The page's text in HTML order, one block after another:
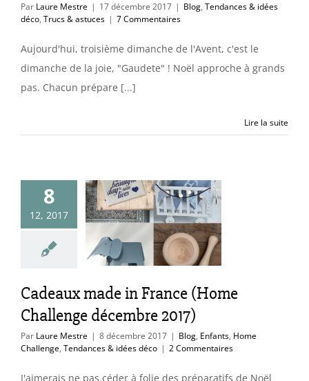
Par Laure Mestre | 17 décembre 2017 | Blog, Tendances & idées
déco, Trucs & astuces | 7 Commentaires
Aujourd'hui, troisième dimanche de l'Avent, c'est le
dimanche de la joie, "Gaudete" ! Noël approche à grands
pas. Chacun prépare [...]
Lire la suite
8
12, 2017
made in
(Home
2017)
déco
Cadeaux made in France (Home
Challenge décembre 2017)
Par Laure Mestre | 8 décembre 2017 | Blog, Enfants, Home
Challenge, Tendances & idées déco | 2 Commentaires
J'aimerais ne pas céder à folie des préparatifs de Noël